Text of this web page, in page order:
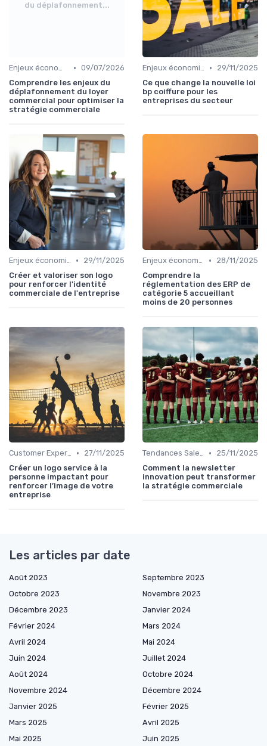
du déplafonnement...
Enjeux économiques et marché B2B • 09/07/2026
Comprendre les enjeux du
déplafonnement du loyer
commercial pour optimiser la
stratégie commerciale
Enjeux économiques et marché B2B •
29/11/2025
Ce que change la nouvelle loi
bp coiffure pour les
entreprises du secteur
Enjeux économiques et marché B2B •
29/11/2025
Créer et valoriser son logo
pour renforcer l'identité
commerciale de l'entreprise
Enjeux économiques et marché B2B •
28/11/2025
Comprendre la
réglementation des ERP de
catégorie 5 accueillant
moins de 20 personnes
Customer Experience & rétention clients •
27/11/2025
Créer un logo service à la
personne impactant pour
renforcer l’image de votre
entreprise
Tendances Sales & innovation commerciale •
25/11/2025
Comment la newsletter
innovation peut transformer
la stratégie commerciale
Les articles par date
Août 2023
Septembre 2023
Octobre 2023
Novembre 2023
Décembre 2023
Janvier 2024
Février 2024
Mars 2024
Avril 2024
Mai 2024
Juin 2024
Juillet 2024
Août 2024
Octobre 2024
Novembre 2024
Décembre 2024
Janvier 2025
Février 2025
Mars 2025
Avril 2025
Mai 2025
Juin 2025